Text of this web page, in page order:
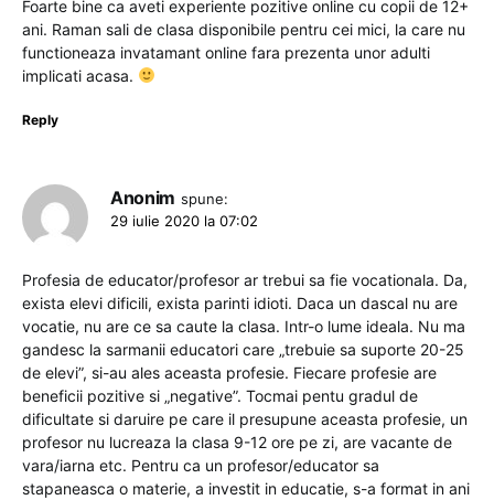
Foarte bine ca aveti experiente pozitive online cu copii de 12+
ani. Raman sali de clasa disponibile pentru cei mici, la care nu
functioneaza invatamant online fara prezenta unor adulti
implicati acasa.
Reply
Anonim spune:
29 iulie 2020 la 07:02
Profesia de educator/profesor ar trebui sa fie vocationala. Da,
exista elevi dificili, exista parinti idioti. Daca un dascal nu are
vocatie, nu are ce sa caute la clasa. Intr-o lume ideala. Nu ma
gandesc la sarmanii educatori care „trebuie sa suporte 20-25
de elevi”, si-au ales aceasta profesie. Fiecare profesie are
beneficii pozitive si „negative”. Tocmai pentu gradul de
dificultate si daruire pe care il presupune aceasta profesie, un
profesor nu lucreaza la clasa 9-12 ore pe zi, are vacante de
vara/iarna etc. Pentru ca un profesor/educator sa
stapaneasca o materie, a investit in educatie, s-a format in ani